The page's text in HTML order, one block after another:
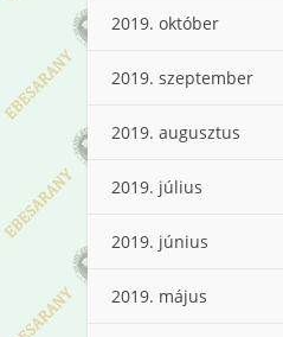
2019. október
2019. szeptember
2019. augusztus
2019. július
2019. június
2019. május